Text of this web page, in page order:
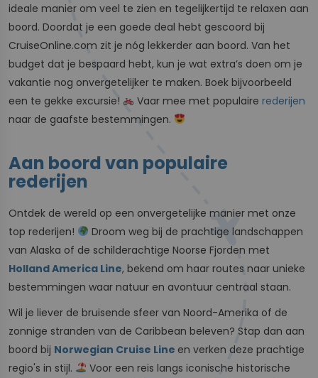
ideale manier om veel te zien en tegelijkertijd te relaxen aan
boord. Doordat je een goede deal hebt gescoord bij
CruiseOnline.com zit je nóg lekkerder aan boord. Van het
budget dat je bespaard hebt, kun je wat extra’s doen om je
vakantie nog onvergetelijker te maken. Boek bijvoorbeeld
een te gekke excursie!
Vaar mee met populairerederijen
naar de gaafste bestemmingen.
Aan boord van populaire
rederijen
Ontdek de wereld op een onvergetelijke manier met onze
top rederijen!
Droom weg bij de prachtige landschappen
van Alaska of de schilderachtige Noorse Fjorden met
Holland America Line, bekend om haar routes naar unieke
bestemmingen waar natuur en avontuur centraal staan.
Wil je liever de bruisende sfeer van Noord-Amerika of de
zonnige stranden van de Caribbean beleven? Stap dan aan
boord bij Norwegian Cruise Line en verken deze prachtige
regio's in stijl.
Voor een reis langs iconische historische